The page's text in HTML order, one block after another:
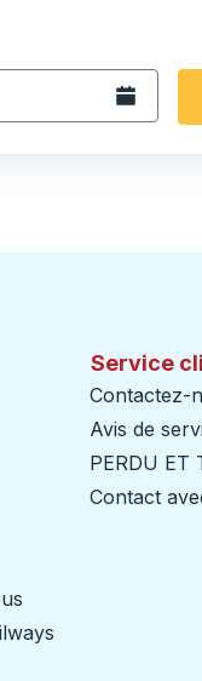
pour
de
date Barre
Ouvrez le
Service
Contactez-
Avis de
PERDU ET
Contact